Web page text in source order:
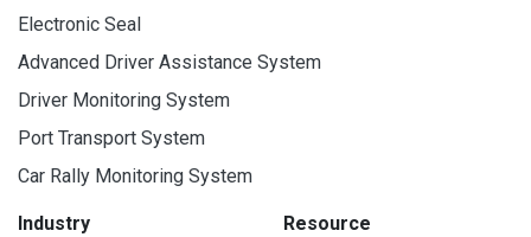
Electronic Seal
Advanced Driver Assistance System
Driver Monitoring System
Port Transport System
Car Rally Monitoring System
Industry
Resource